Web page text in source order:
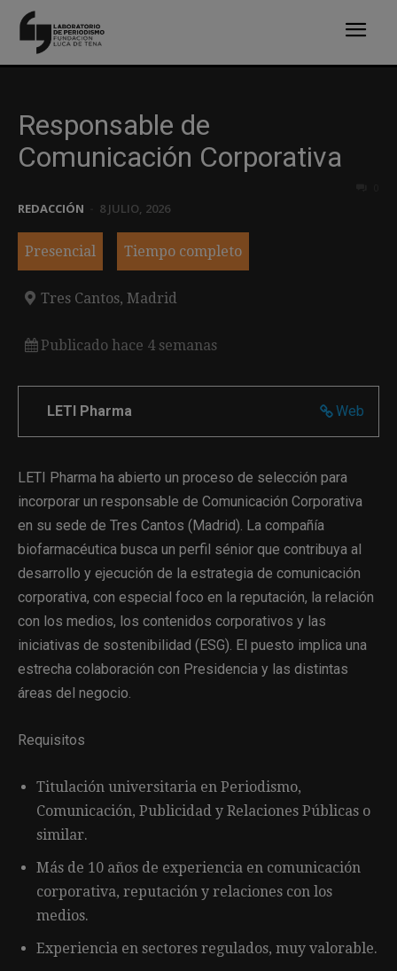
Responsable de
Comunicación Corporativa
REDACCIÓN 8 JULIO, 2026
Presencial Tiempo completo
Tres Cantos, Madrid
Publicado hace 4 semanas
Web
LETI Pharma
LETI Pharma ha abierto un proceso de selección para
incorporar un responsable de Comunicación Corporativa
en su sede de Tres Cantos (Madrid). La compañía
biofarmacéutica busca un perfil sénior que contribuya al
desarrollo y ejecución de la estrategia de comunicación
corporativa, con especial foco en la reputación, la relación
con los medios, los contenidos corporativos y las
iniciativas de sostenibilidad (ESG). El puesto implica una
estrecha colaboración con Presidencia y las distintas
áreas del negocio.
Requisitos
Titulación universitaria en Periodismo,
Comunicación, Publicidad y Relaciones Públicas o
similar.
Más de 10 años de experiencia en comunicación
corporativa, reputación y relaciones con los
medios.
Experiencia en sectores regulados, muy valorable.